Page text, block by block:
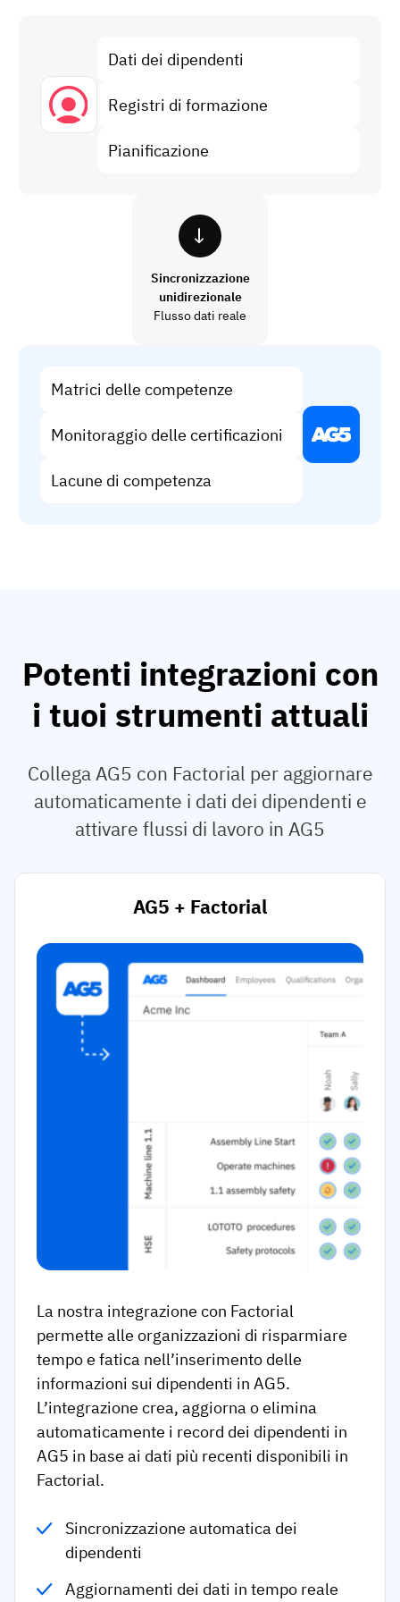
Dashboard di conformità
Previsioni e tendenze
19 marzo 2026
Smetti di rincorrere, inizia ad automatizzare
con AG5 Workflows
Dati dei dipendenti
Registri di formazione
Pianificazione
Sincronizzazione
unidirezionale
Flusso dati reale
Matrici delle competenze
Monitoraggio delle certificazioni
Lacune di competenza
Potenti integrazioni con
i tuoi strumenti attuali
Collega AG5 con Factorial per aggiornare
automaticamente i dati dei dipendenti e
attivare flussi di lavoro in AG5
AG5 + Factorial
La nostra integrazione con Factorial
permette alle organizzazioni di risparmiare
tempo e fatica nell’inserimento delle
informazioni sui dipendenti in AG5.
L’integrazione crea, aggiorna o elimina
automaticamente i record dei dipendenti in
AG5 in base ai dati più recenti disponibili in
Factorial.
Sincronizzazione automatica dei
dipendenti
Aggiornamenti dei dati in tempo reale